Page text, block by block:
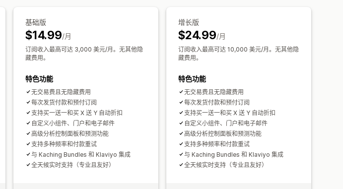
基础版
$14.99/月
订阅收入最高可达 3,000 美元/月。无其他隐
藏费用。
特色功能
无交易费且无隐藏费用
每次发货付款和预付订阅
支持买一送一和买 X 送 Y 自动折扣
自定义小组件、门户和电子邮件
高级分析控制面板和预测功能
支持多种频率和付款重试
与 Kaching Bundles 和 Klaviyo 集成
全天候实时支持（专业且友好）
增长版
$24.99/月
订阅收入最高可达 10,000 美元/月。无其他隐
藏费用。
特色功能
无交易费且无隐藏费用
每次发货付款和预付订阅
支持买一送一和买 X 送 Y 自动折扣
自定义小组件、门户和电子邮件
高级分析控制面板和预测功能
支持多种频率和付款重试
与 Kaching Bundles 和 Klaviyo 集成
全天候实时支持（专业且友好）